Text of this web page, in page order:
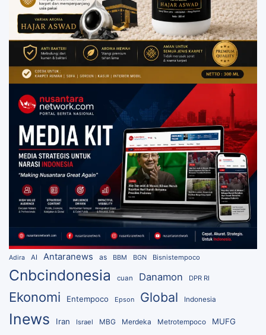
Adira AI Antaranews as BBM BGN Bisnistempoco
Cnbcindonesia cuan Danamon DPR RI
Ekonomi Entempoco Epson Global Indonesia
Inews Iran Israel MBG Merdeka Metrotempoco MUFG